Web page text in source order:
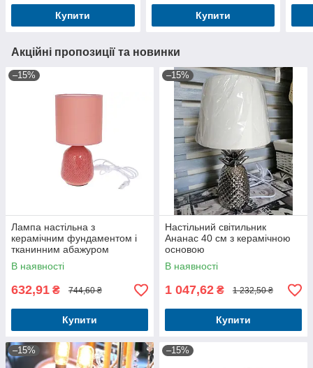
Купити Купити
Акційні пропозиції та новинки
–15%
Лампа настільна з
керамічним фундаментом і
тканинним абажуром
В наявності
632,91 ₴ 744,60 ₴
Купити
–15%
Настільний світильник
Ананас 40 см з керамічною
основою
В наявності
1 047,62 ₴ 1 232,50 ₴
Купити
–15% –15%